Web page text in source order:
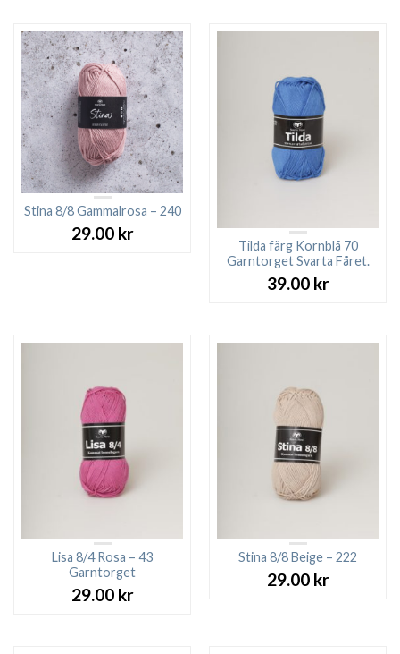
57.00 kr.
25.00 kr.
Stina 8/8 Gammalrosa – 240
29.00 kr
Tilda färg Kornblå 70
Garntorget Svarta Fåret.
39.00 kr
Lisa 8/4 Rosa – 43
Garntorget
29.00 kr
Stina 8/8 Beige – 222
29.00 kr